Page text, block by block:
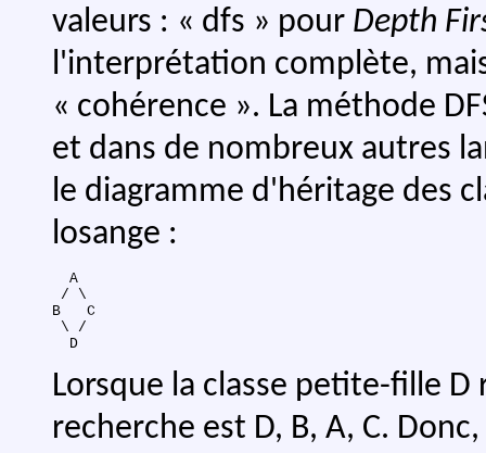
valeurs : « dfs » pour Depth
l'interprétation complète,
« cohérence ». La méthode
et dans de nombreux autres
le diagramme d'héritage des
losange :
  A
/ \
B   C
\ /
Lorsque la classe petite-fille
recherche est D, B, A, C.